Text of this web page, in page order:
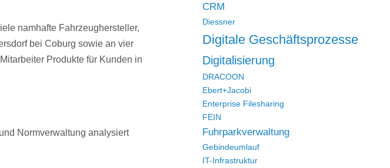
namhafte Fahrzeughersteller,
bei Coburg sowie an vier
Produkte für Kunden in
Normverwaltung analysiert
CRM
Diessner
Digitale Geschäftsprozesse
Digitalisierung
DRACOON
Ebert+Jacobi
Enterprise Filesharing
FEIN
Fuhrparkverwaltung
Gebindeumlauf
IT-Infrastruktur